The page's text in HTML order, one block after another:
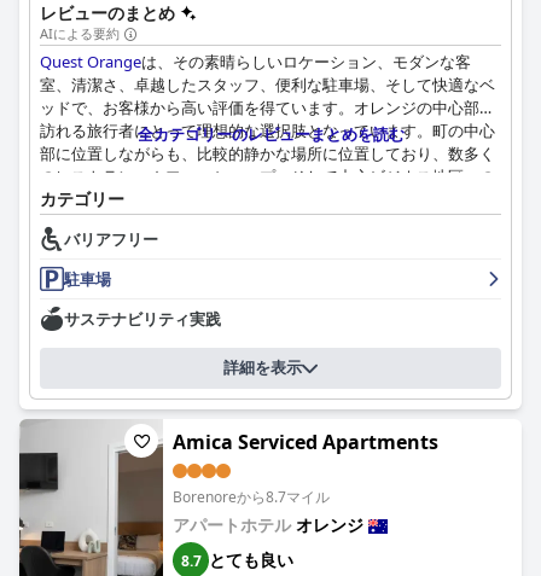
レビューのまとめ
AIによる要約
Quest Orangeは、その素晴らしいロケーション、モダンな客
室、清潔さ、卓越したスタッフ、便利な駐車場、そして快適なベ
ッドで、お客様から高い評価を得ています。オレンジの中心部を
訪れる旅行者にとって理想的な選択肢となっています。町の中心
部に位置しながらも、比較的静かな場所に位置しており、数多く
のレストラン、カフェ、ショップ、そして中心ビジネス地区への
アクセスが容易で、利便性と静けさの両方を提供しています。
Quest Orange の客室は、モダンなデザイン、効率性、そして高
品質なアメニティで賞賛されています。静かでプライベートな雰
囲気も高く評価されており、多くの客室にはバルコニーとカップ
ルに最適な広々としたレイアウトが備わっています。清潔さは際
立った品質であり、客室は細心の注意を払って維持され、ランド
リーやキッチン設備などのアメニティが完備されています。無料
のウェルカムドリンクや地元のコーヒーセレクションのような、
心のこもったおもてなしが全体的な体験を向上させています。
スタッフの卓越したサービスは、肯定的なレビューに大きく貢献
しています。お客様は、到着から出発まで快適な滞在を保証する
ために、親切でフレンドリー、そしてプロフェッショナルなスタ
ッフについて頻繁に言及します。スタッフによって作られた温か
く歓迎的な雰囲気は、ホテルの清潔さや快適な宿泊施設によって
さらに引き立てられています。
全カテゴリーのレビューまとめを読む
カテゴリー
バリアフリー
駐車場
サステナビリティ実践
詳細を表示
Amica Serviced Apartments
Borenoreから8.7マイル
アパートホテルオレンジ
8.7 とても良い